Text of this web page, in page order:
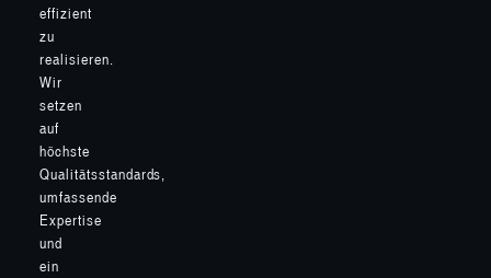
effizient
zu
realisieren.
Wir
setzen
auf
höchste
Qualitätsstandards,
umfassende
Expertise
und
ein